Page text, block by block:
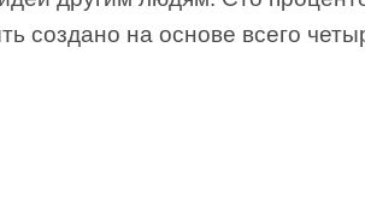
создано на основе всего